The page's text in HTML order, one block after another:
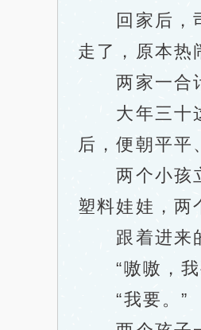
回家后，司
走了，原本热
两家一合计
大年三十这
后，便朝平平
两个小孩立
塑料娃娃，两
跟着进来的
“嗷嗷，我
“我要。”